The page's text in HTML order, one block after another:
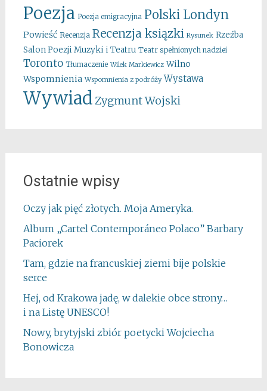
Poezja Poezja emigracyjna Polski Londyn
Powieść Recenzja Recenzja ksiązki Rysunek Rzeźba
Salon Poezji Muzyki i Teatru Teatr spełnionych nadziei
Toronto Tłumaczenie Wilek Markiewicz Wilno
Wspomnienia Wspomnienia z podróży Wystawa
WywiadZygmunt Wojski
Ostatnie wpisy
Oczy jak pięć złotych. Moja Ameryka.
Album „Cartel Contemporáneo Polaco” Barbary
Paciorek
Tam, gdzie na francuskiej ziemi bije polskie
serce
Hej, od Krakowa jadę, w dalekie obce strony…
i na Listę UNESCO!
Nowy, brytyjski zbiór poetycki Wojciecha
Bonowicza